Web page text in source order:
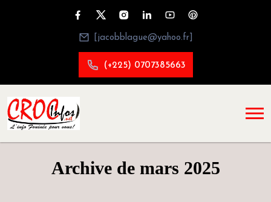
[jacobblague@yahoo.fr]
(+225) 0707385663
Archive de mars 2025